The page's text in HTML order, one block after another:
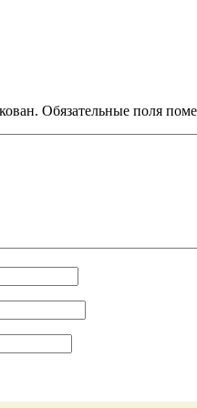
Обязательные поля